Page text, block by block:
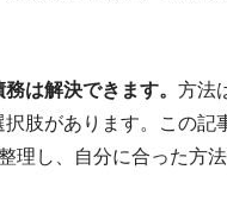
務は解決できます。 方法
択肢があります。この記
理し、自分に合った方